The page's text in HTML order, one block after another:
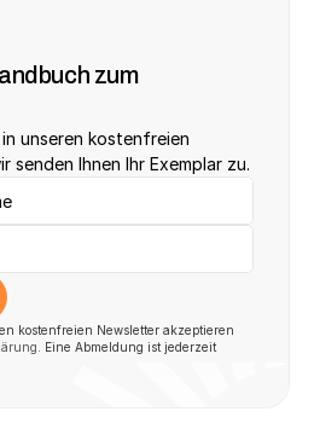
zum
unseren kostenfreien
senden Ihnen Ihr Exemplar zu.
kostenfreien Newsletter akzeptieren
. Eine Abmeldung ist jederzeit